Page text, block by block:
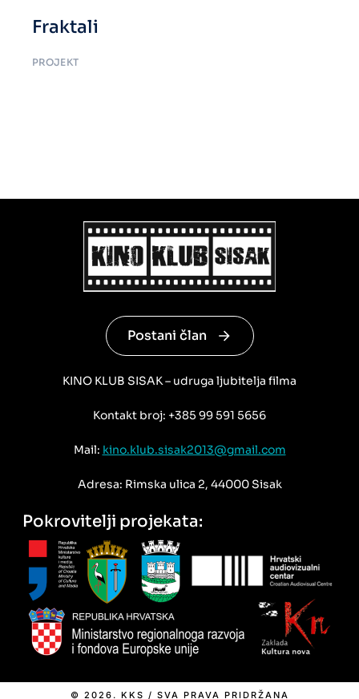
Fraktali
PROJEKT
Postani član
KINO KLUB SISAK – udruga ljubitelja filma
Kontakt broj: +385 99 591 5656
Mail: kino.klub.sisak2013@gmail.com
Adresa: Rimska ulica 2, 44000 Sisak
Pokrovitelji projekata:
© 2026. KKS / SVA PRAVA PRIDRŽANA